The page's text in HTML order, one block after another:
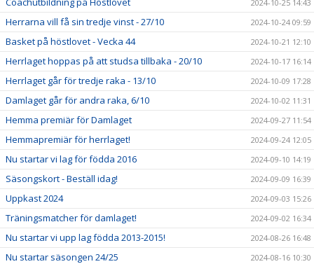
2024-10-25 14:43
Herrarna vill få sin tredje vinst - 27/10 2024-10-24 09:59
Basket på höstlovet - Vecka 44 2024-10-21 12:10
Herrlaget hoppas på att studsa tillbaka - 20/10 2024-10-17 16:14
Herrlaget går för tredje raka - 13/10 2024-10-09 17:28
Damlaget går för andra raka, 6/10 2024-10-02 11:31
Hemma premiär för Damlaget 2024-09-27 11:54
Hemmapremiär för herrlaget! 2024-09-24 12:05
Nu startar vi lag för födda 2016 2024-09-10 14:19
Säsongskort - Beställ idag! 2024-09-09 16:39
Uppkast 2024 2024-09-03 15:26
Träningsmatcher för damlaget! 2024-09-02 16:34
Nu startar vi upp lag födda 2013-2015! 2024-08-26 16:48
Nu startar säsongen 24/25 2024-08-16 10:30